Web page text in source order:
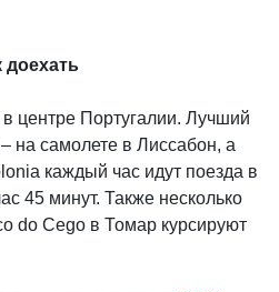
доехать
центре Португалии. Лучший
на самолете в Лиссабон, а
каждый час идут поезда в
45 минут. Также несколько
do Cego в Томар курсируют